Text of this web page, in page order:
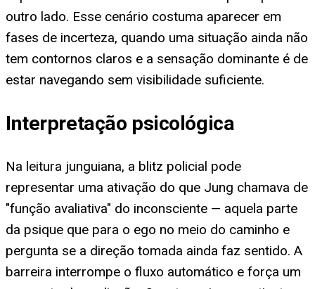
outro lado. Esse cenário costuma aparecer em
fases de incerteza, quando uma situação ainda não
tem contornos claros e a sensação dominante é de
estar navegando sem visibilidade suficiente.
Interpretação psicológica
Na leitura junguiana, a blitz policial pode
representar uma ativação do que Jung chamava de
"função avaliativa" do inconsciente — aquela parte
da psique que para o ego no meio do caminho e
pergunta se a direção tomada ainda faz sentido. A
barreira interrompe o fluxo automático e força um